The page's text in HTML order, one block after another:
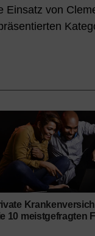
Einsatz von
10 meistgefragten